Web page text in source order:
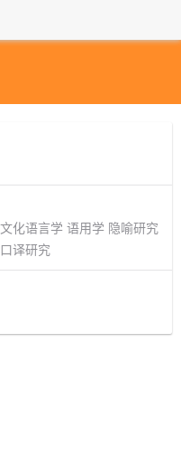
文化语言学 语用学 隐喻研究
译研究